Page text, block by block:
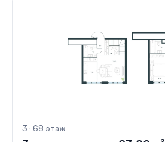
3 · 68 этаж